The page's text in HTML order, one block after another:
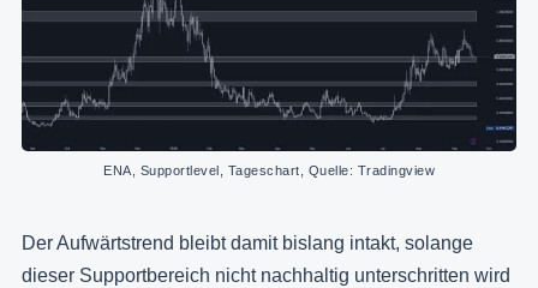
ENA, Supportlevel, Tageschart, Quelle: Tradingview
Der Aufwärtstrend bleibt damit bislang intakt, solange
dieser Supportbereich nicht nachhaltig unterschritten wird